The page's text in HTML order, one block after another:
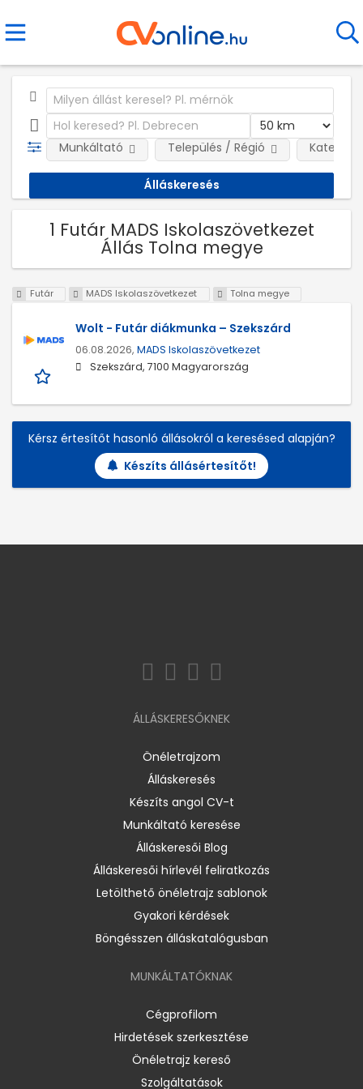
Munkáltató Település / Régió
1 Futár MADS Iskolaszövetkezet
Állás Tolna megye
Futár MADS Iskolaszövetkezet Tolna megye
Wolt - Futár diákmunka – Szekszárd
06.08.2026, MADS Iskolaszövetkezet
Szekszárd, 7100 Magyarország
Kérsz értesítőt hasonló állásokról a keresésed alapján?
Készíts állásértesítőt!
ÁLLÁSKERESŐKNEK
Önéletrajzom
Álláskeresés
Készíts angol CV-t
Munkáltató keresése
Álláskeresői Blog
Álláskeresői hírlevél feliratkozás
Letölthető önéletrajz sablonok
Gyakori kérdések
Böngésszen álláskatalógusban
MUNKÁLTATÓKNAK
Cégprofilom
Hirdetések szerkesztése
Önéletrajz kereső
Szolgáltatások